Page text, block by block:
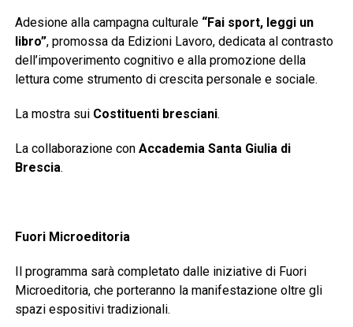
Adesione alla campagna culturale “Fai sport, leggi un
libro”, promossa da Edizioni Lavoro, dedicata al contrasto
dell’impoverimento cognitivo e alla promozione della
lettura come strumento di crescita personale e sociale.
La mostra sui Costituenti bresciani.
La collaborazione con Accademia Santa Giulia di
Brescia.
Fuori Microeditoria
Il programma sarà completato dalle iniziative di Fuori
Microeditoria, che porteranno la manifestazione oltre gli
spazi espositivi tradizionali.